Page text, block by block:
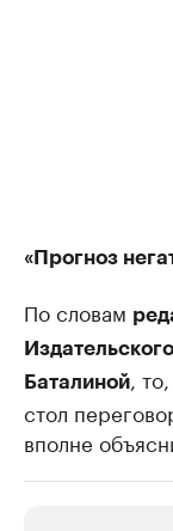
«Прогноз
По словам
Баталиной,
стол
вполне